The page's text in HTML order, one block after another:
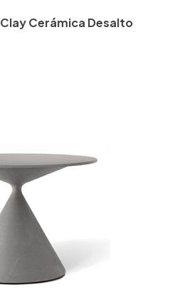
Cerámica Desalto